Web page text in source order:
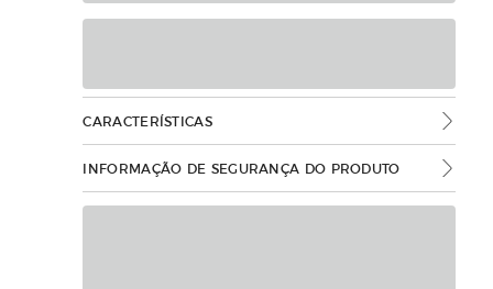
CARACTERÍSTICAS
INFORMAÇÃO DE SEGURANÇA DO PRODUTO